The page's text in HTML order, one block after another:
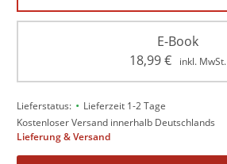
E-Book
18,99€ inkl. MwSt.
Lieferstatus: • Lieferzeit 1-2 Tage
Kostenloser Versand innerhalb Deutschlands
Lieferung & Versand